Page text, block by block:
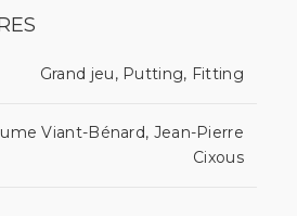
Grand jeu, Putting, Fitting
Viant-Bénard, Jean-Pierre
Cixous